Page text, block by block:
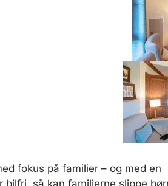
fokus på familier – og med en
bilfri, så kan familierne slippe